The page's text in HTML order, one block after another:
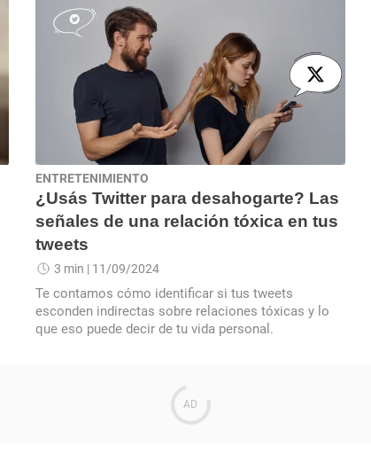
ENTRETENIMIENTO
¿Usás Twitter para desahogarte? Las
señales de una relación tóxica en tus
tweets
3 min | 11/09/2024
Te contamos cómo identificar si tus tweets
esconden indirectas sobre relaciones tóxicas y lo
que eso puede decir de tu vida personal.